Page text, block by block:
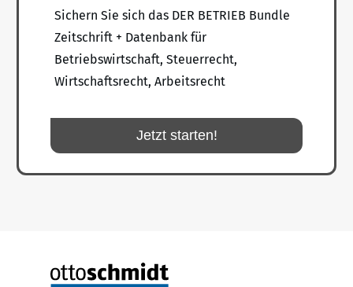
Sichern Sie sich das DER BETRIEB Bundle
Zeitschrift + Datenbank für
Betriebswirtschaft, Steuerrecht,
Wirtschaftsrecht, Arbeitsrecht
Jetzt starten!